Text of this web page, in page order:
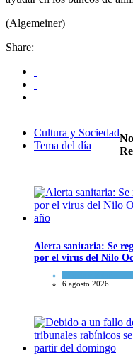
(Algemeiner)
Share:
Cultura y Sociedad
Tema del día
Alerta sanitaria: Se
por el virus del Nilo
6 agosto 2026